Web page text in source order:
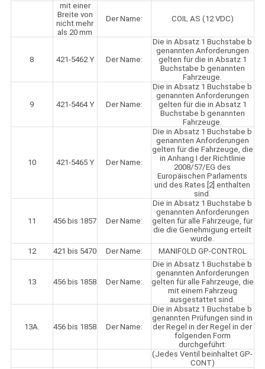
mit einer
Breite von
nicht mehr
als 20 mm
Der Name: COIL AS (12 VDC)
8 421-5462 Y Der Name:
Die in Absatz 1 Buchstabe b
genannten Anforderungen
gelten für die in Absatz 1
Buchstabe b genannten
Fahrzeuge.
9 421-5464 Y Der Name:
Die in Absatz 1 Buchstabe b
genannten Anforderungen
gelten für die in Absatz 1
Buchstabe b genannten
Fahrzeuge.
10 421-5465 Y Der Name:
Die in Absatz 1 Buchstabe b
genannten Anforderungen
gelten für die Fahrzeuge, die
in Anhang I der Richtlinie
2008/57/EG des
Europäischen Parlaments
und des Rates [2] enthalten
sind.
11 456 bis 1857 Der Name:
Die in Absatz 1 Buchstabe b
genannten Anforderungen
gelten für alle Fahrzeuge, für
die die Genehmigung erteilt
wurde.
12
421 bis 5470 Der Name: MANIFOLD GP-CONTROL
13 456 bis 1858 Der Name:
Die in Absatz 1 Buchstabe b
genannten Anforderungen
gelten für alle Fahrzeuge, die
mit einem Fahrzeug
ausgestattet sind.
13A. 456 bis 1858 Der Name:
Die in Absatz 1 Buchstabe b
genannten Prüfungen sind in
der Regel in der Regel in der
folgenden Form
durchgeführt:
(Jedes Ventil beinhaltet GP-
CONT)